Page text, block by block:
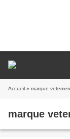
Accueil » marque
marque